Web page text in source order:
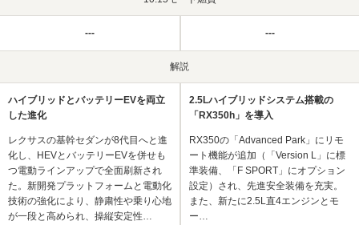
--- ---
解説
ハイブリッドとバッテリーEVを両立
した進化
レクサスの基幹セダンが8代目へと進
化し、HEVとバッテリーEVを併せも
つ電動ラインアップで全面刷新され
た。新開発プラットフォームと電動化
技術の強化により、静粛性や乗り心地
が一段と高められ、操縦安定性…
2.5Lハイブリッドシステム搭載の
「RX350h」を導入
RX350の「Advanced Park」にリモ
ート機能が追加（「Version L」に標
準装備、「F SPORT」にオプション
設定）され、先進安全装備を充実。
また、新たに2.5L直4エンジンとモ
ー…